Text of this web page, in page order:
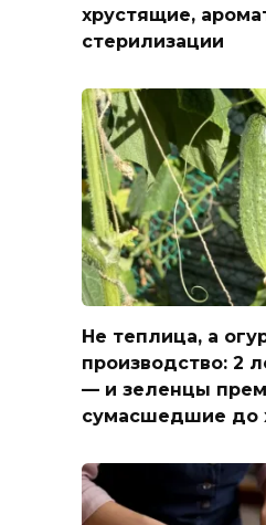
хрустящие,
стерилизации
Не теплица, а
производство: 2
— и зеленцы
сумасшедшие до